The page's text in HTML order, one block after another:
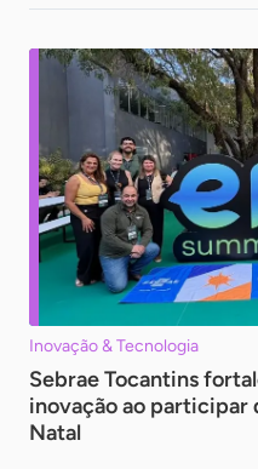
Inovação & Tecnologia
Sebrae Tocantins
inovação ao participar
Natal